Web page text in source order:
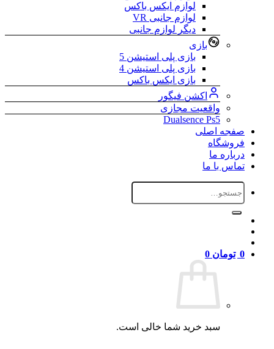
لوازم ایکس باکس
لوازم جانبی VR
دیگر لوازم جانبی
بازی
بازی پلی استیشن 5
بازی پلی استیشن 4
بازی ایکس باکس
اکشن فیگور
واقعیت مجازی
Dualsence Ps5
صفجه اصلی
فروشگاه
درباره ما
تماس با ما
جستجو
برای:
0 تومان 0
سبد خرید شما خالی است.